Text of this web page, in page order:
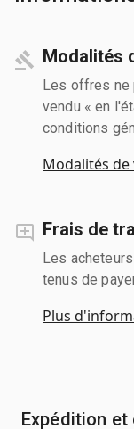
Modalités
Les offres ne
vendu « en
conditions
Modalités de
Frais de
Les
tenus de
Plus
Expédition et